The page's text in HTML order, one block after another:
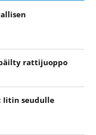
rattijuoppo
Iitin seudulle